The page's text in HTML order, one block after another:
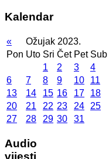
Kalendar
« Ožujak 2023.
Pon Uto Sri Čet Pet Sub
1
2 3 4
6
7 8 9 10 11
13
14 15 16 17 18
20
21 22 23 24 25
27
28 29 30 31
Audio
vijesti